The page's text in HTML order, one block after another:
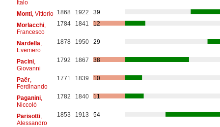
Italo
Monti, Vittorio 1868 1922
39
Morlacchi,
Francesco
1784 1841 12
Nardella
Evemero
1878 1950 29
Pacini,
Giovanni
1792 1867 38
Paër,
Ferdinando
1771 1839 10
Paganini,
Niccolò
1782 1840 11
Parisotti,
Alessandro
1853 1913 54